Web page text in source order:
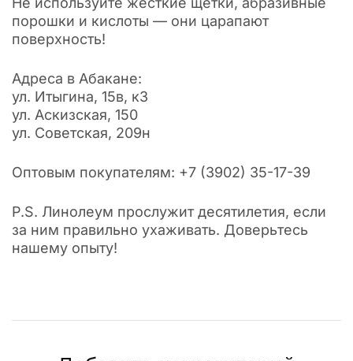
порошки и кислоты — они царапают
поверхность!
Адреса в Абакане:
ул. Итыгина, 15в, к3
ул. Аскизская, 150
ул. Советская, 209н
Оптовым покупателям: +7 (3902) 35-17-39
P.S. Линолеум прослужит десятилетия, если
за ним правильно ухаживать. Доверьтесь
нашему опыту!